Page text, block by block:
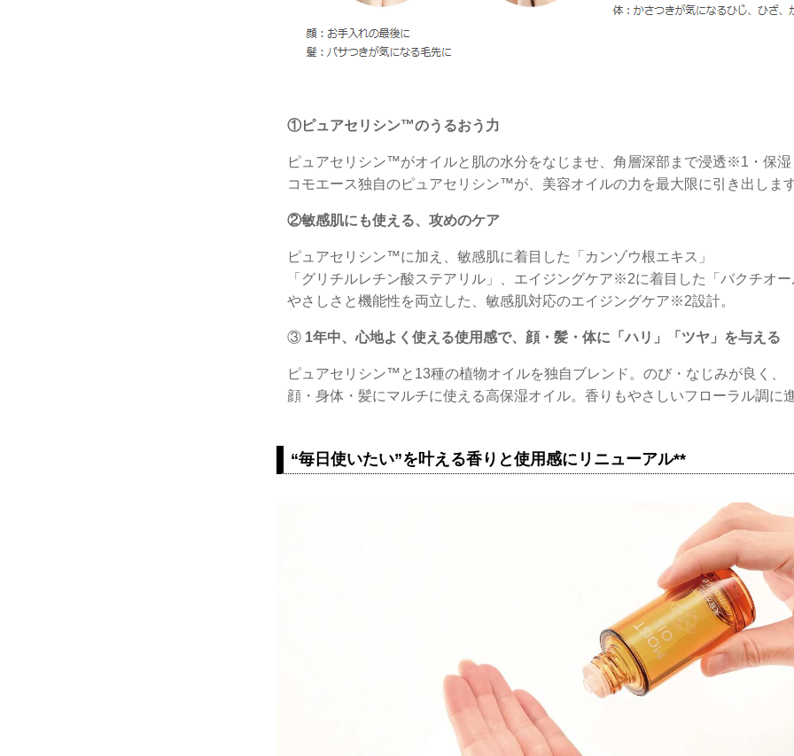
①ピュアセリシン™のうるおう力
ピュアセリシン™がオイルと肌の水分をなじませ、角層深部まで浸透※1・保湿
コモエース独自のピュアセリシン™が、美容オイルの力を最大限に引き出しま
②敏感肌にも使える、攻めのケア
ピュアセリシン™に加え、敏感肌に着目した「カンゾウ根エキス」
「グリチルレチン酸ステアリル」、エイジングケア※2に着目した「バクチオ
やさしさと機能性を両立した、敏感肌対応のエイジングケア※2設計。
③ 1年中、心地よく使える使用感で、顔・髪・体に「ハリ」「ツヤ」を与える
ピュアセリシン™と13種の植物オイルを独自ブレンド。のび・なじみが良く、
顔・身体・髪にマルチに使える高保湿オイル。香りもやさしいフローラル調に
“毎日使いたい”を叶える香りと使用感にリニューアル**